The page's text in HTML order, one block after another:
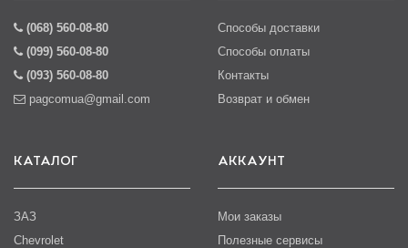
(068) 560-08-80
(099) 560-08-80
(093) 560-08-80
pagcomua@gmail.com
Способы доставки
Способы оплаты
Контакты
Возврат и обмен
КАТАЛОГ
ЗАЗ
Chevrolet
АККАУНТ
Мои заказы
Полезные сервисы